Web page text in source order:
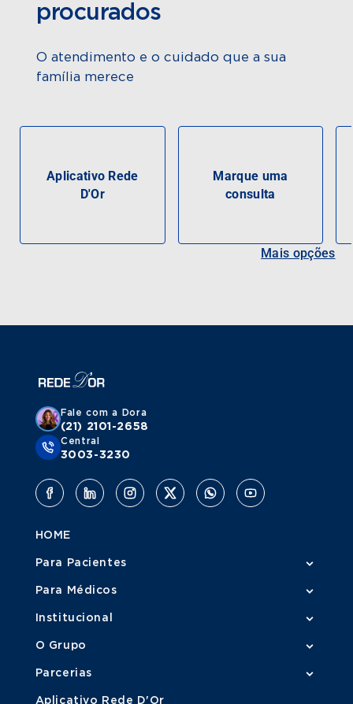
procurados
O atendimento e o cuidado que a sua
família merece
Aplicativo Rede
D'Or
Marque uma
consulta
Mais opções
Fale com a Dora
(21) 2101-2658
Central
3003-3230
HOME
Para Pacientes
Para Médicos
Institucional
O Grupo
Parcerias
Aplicativo Rede D'Or